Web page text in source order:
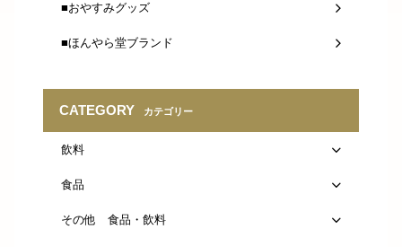
■おやすみグッズ
■ほんやら堂ブランド
CATEGORY カテゴリー
飲料
食品
その他 食品・飲料